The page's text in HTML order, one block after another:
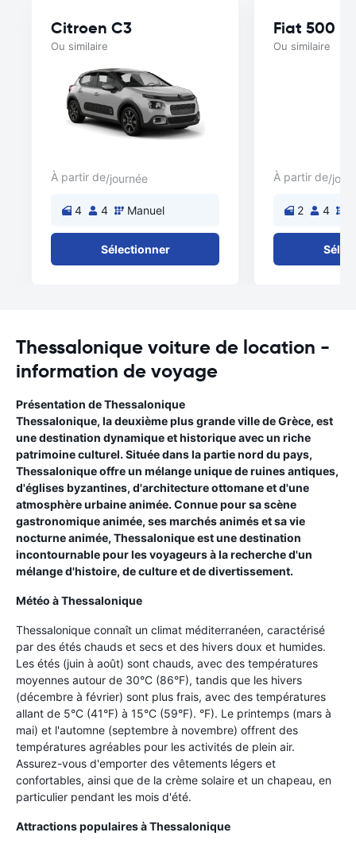
Citroen C3
Ou similaire
À partir de/journée
4 4 Manuel
Sélectionner
Fiat 500
Ou similaire
À partir de/
2 4
Thessalonique voiture de location -
information de voyage
Présentation de Thessalonique
Thessalonique, la deuxième plus grande ville de Grèce, est
une destination dynamique et historique avec un riche
patrimoine culturel. Située dans la partie nord du pays,
Thessalonique offre un mélange unique de ruines antiques,
d'églises byzantines, d'architecture ottomane et d'une
atmosphère urbaine animée. Connue pour sa scène
gastronomique animée, ses marchés animés et sa vie
nocturne animée, Thessalonique est une destination
incontournable pour les voyageurs à la recherche d'un
mélange d'histoire, de culture et de divertissement.
Météo à Thessalonique
Thessalonique connaît un climat méditerranéen, caractérisé
par des étés chauds et secs et des hivers doux et humides.
Les étés (juin à août) sont chauds, avec des températures
moyennes autour de 30°C (86°F), tandis que les hivers
(décembre à février) sont plus frais, avec des températures
allant de 5°C (41°F) à 15°C (59°F). °F). Le printemps (mars à
mai) et l'automne (septembre à novembre) offrent des
températures agréables pour les activités de plein air.
Assurez-vous d'emporter des vêtements légers et
confortables, ainsi que de la crème solaire et un chapeau, en
particulier pendant les mois d'été.
Attractions populaires à Thessalonique